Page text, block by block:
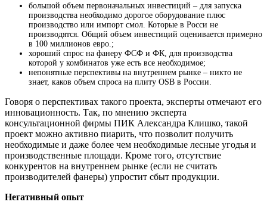
большой объем первоначальных инвестиций – для запуска
производства необходимо дорогое оборудование плюс
производство или импорт смол. Которые в Росси не
производятся. Общий объем инвестиций оценивается примерно
в 100 миллионов евро.;
хороший спрос на фанеру ФСФ и ФК, для производства
которой у комбинатов уже есть все необходимое;
непонятные перспективы на внутреннем рынке – никто не
знает, каков объем спроса на плиту OSB в России.
Говоря о перспективах такого проекта, эксперты отмечают его
инновационность. Так, по мнению эксперта
консультационной фирмы ПИК Александра Клишко, такой
проект можно активно пиарить, что позволит получить
необходимые и даже более чем необходимые лесные угодья и
производственные площади. Кроме того, отсутствие
конкурентов на внутреннем рынке (если не считать
производителей фанеры) упростит сбыт продукции.
Негативный опыт